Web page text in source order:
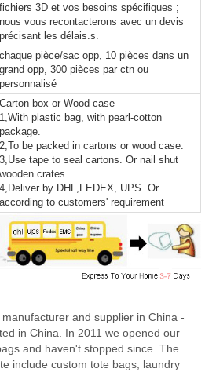
fichiers 3D et vos besoins spécifiques ;
nous vous recontacterons avec un devis
précisant les délais.s.
chaque pièce/sac opp, 10 pièces dans un
grand opp, 300 pièces par ctn ou
personnalisé
Carton box or Wood case
1,With plastic bag, with pearl-cotton
package.
2,To be packed in cartons or wood case.
3,Use tape to seal cartons. Or nail shut
wooden crates
4,Deliver by DHL,FEDEX, UPS. Or
according to customers' requirement
and supplier in China -
in China. In 2011 we opened our
and haven't stopped since. The
include custom tote bags, laundry